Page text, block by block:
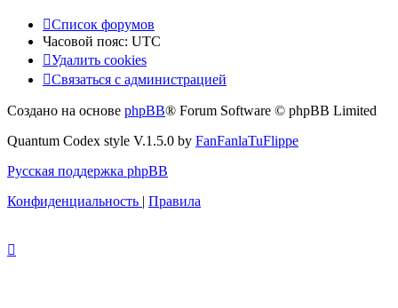
Список форумов
Часовой пояс: UTC
Удалить cookies
Связаться с администрацией
Создано на основе phpBB® Forum Software © phpBB Limited
Quantum Codex style V.1.5.0 by FanFanlaTuFlippe
Русская поддержка phpBB
Конфиденциальность | Правила